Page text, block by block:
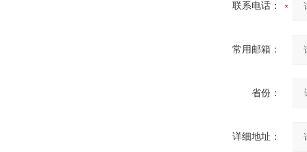
联系电话：
常用邮箱：
省份：
详细地址：